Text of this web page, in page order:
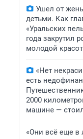
Ушел от
детьми. Как
«Уральских
года закрутил
молодой
«Нет
есть
2000
машине —
«Они всё еще в